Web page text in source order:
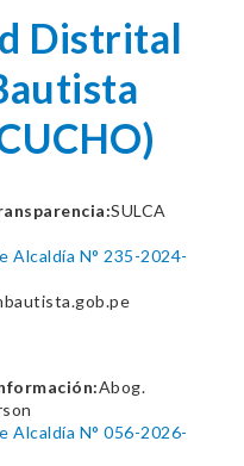
Distrital
SULCA
Alcaldía N° 235-2024-
Abog.
Alcaldía N° 056-2026-